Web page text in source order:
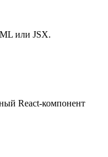
или JSX.
React-компонент